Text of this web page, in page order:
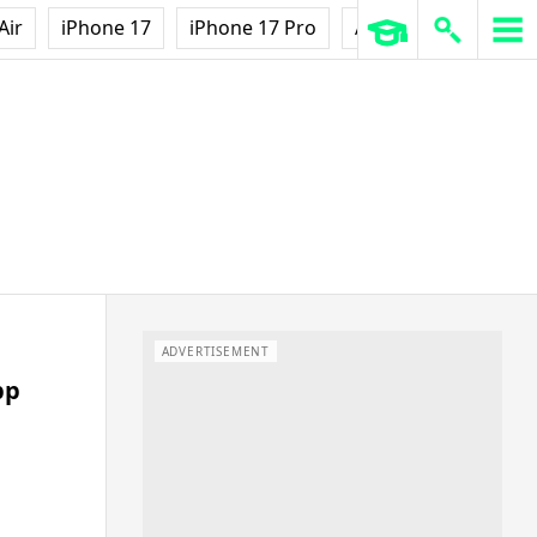
iPhone 17 iPhone 17 Pro AirPods Pro 3
ADVERTISEMENT